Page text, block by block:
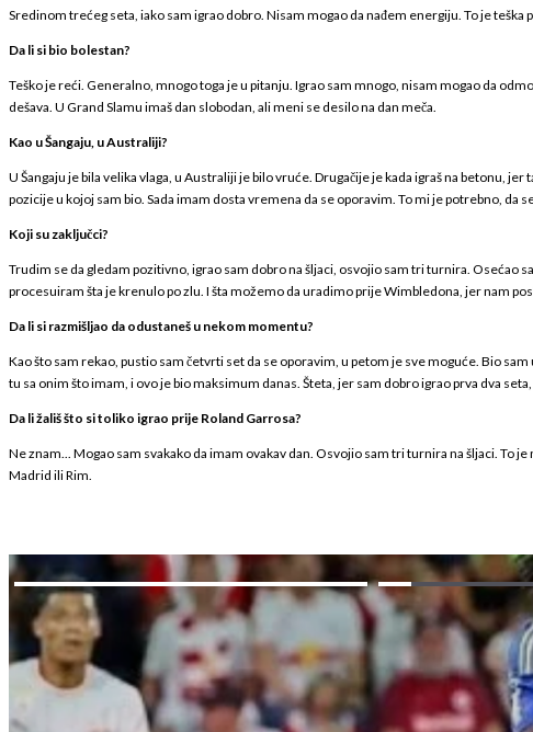
Sredinom trećeg seta, iako sam igrao dobro. Nisam mogao da nađem energiju. To je
Da li si bio bolestan?
Teško je reći. Generalno, mnogo toga je u pitanju. Igrao sam mnogo, nisam mogao da
dešava. U Grand Slamu imaš dan slobodan, ali meni se desilo na dan meča.
Kao u Šangaju, u Australiji?
U Šangaju je bila velika vlaga, u Australiji je bilo vruće. Drugačije je kada igraš na betonu,
pozicije u kojoj sam bio. Sada imam dosta vremena da se oporavim. To mi je potrebno, da
Koji su zaključci?
Trudim se da gledam pozitivno, igrao sam dobro na šljaci, osvojio sam tri turnira. Osećao
procesuiram šta je krenulo po zlu. I šta možemo da uradimo prije Wimbledona, jer nam
Da li si razmišljao da odustaneš u nekom momentu?
Kao što sam rekao, pustio sam četvrti set da se oporavim, u petom je sve moguće. Bio
tu sa onim što imam, i ovo je bio maksimum danas. Šteta, jer sam dobro igrao prva dva
Da li žališ što si toliko igrao prije Roland Garrosa?
Ne znam... Mogao sam svakako da imam ovakav dan. Osvojio sam tri turnira na šljaci. To
Madrid ili Rim.